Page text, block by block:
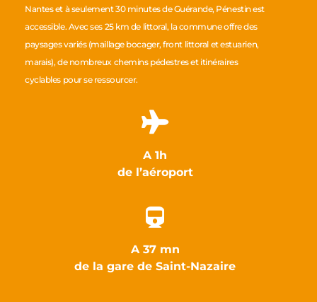
Nantes et à seulement 30 minutes de Guérande, Pénestin est
accessible. Avec ses 25 km de littoral, la commune offre des
paysages variés (maillage bocager, front littoral et estuarien,
marais), de nombreux chemins pédestres et itinéraires
cyclables pour se ressourcer.
A 1h
de l’aéroport
A 37 mn
de la gare de Saint-Nazaire